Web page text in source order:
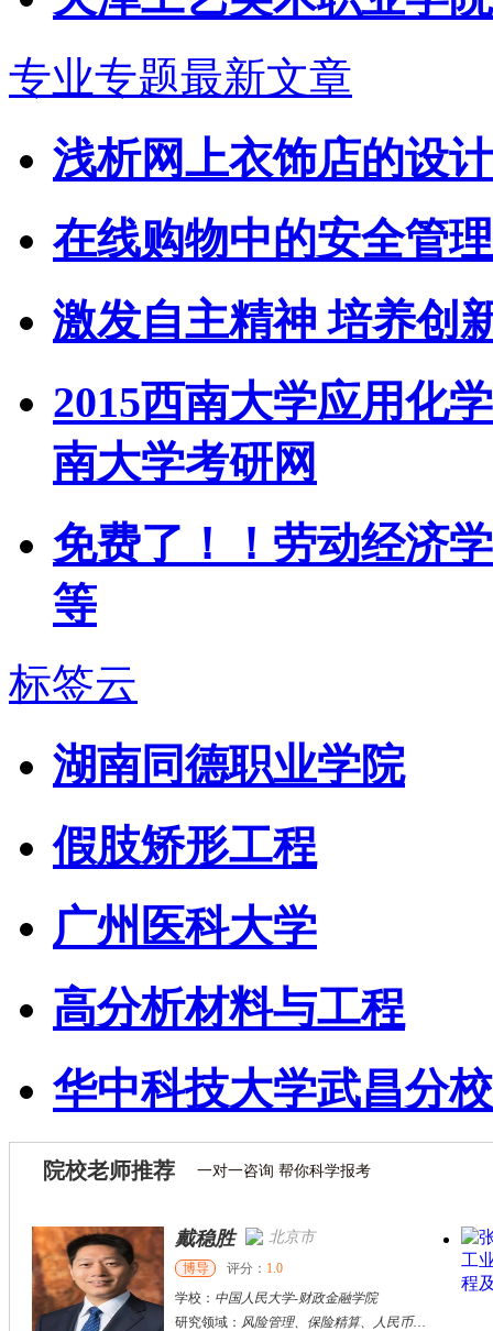
专业专题最新文章
浅析网上衣饰店的设
在线购物中的安全管
激发自主精神 培养创
2015西南大学应用化
南大学考研网
免费了！！劳动经济
等
标签云
湖南同德职业学院
假肢矫形工程
广州医科大学
高分析材料与工程
华中科技大学武昌分校
院校老师推荐 一对一咨询 帮你科学报考
戴稳胜 北京市
博导 评分： 1.0
学校： 中国人民大学-财政金融学院
研究领域： 风险管理、保险精算、人民币国际化